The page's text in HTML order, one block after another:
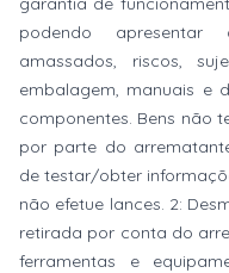
podendo apresentar
amassados, riscos,
embalagem, manuais e
componentes. Bens não
por parte do
de testar/obter
não efetue lances. 2:
retirada por conta do
ferramentas e